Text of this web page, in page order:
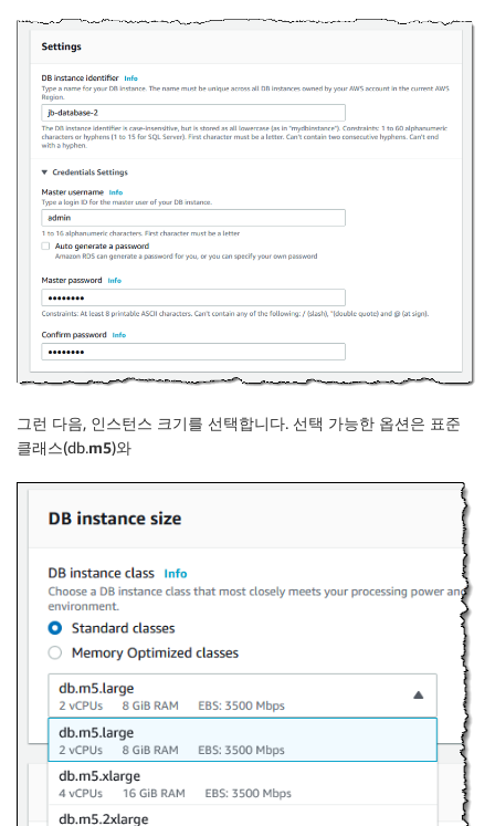
그런 다음, 인스턴스 크기를 선택합니다. 선택 가능한 옵션은 표준
클래스(db.m5)와